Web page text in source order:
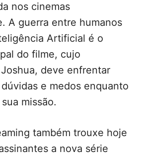
nos cinemas
A guerra entre humanos
Artificial é o
do filme, cujo
deve enfrentar
e medos enquanto
missão.
também trouxe hoje
a nova série